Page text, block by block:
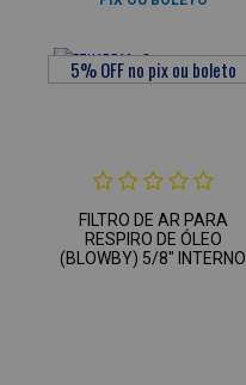
FILTRO DE AR PARA
RESPIRO DE ÓLEO
(BLOWBY) 5/8" INTERNO